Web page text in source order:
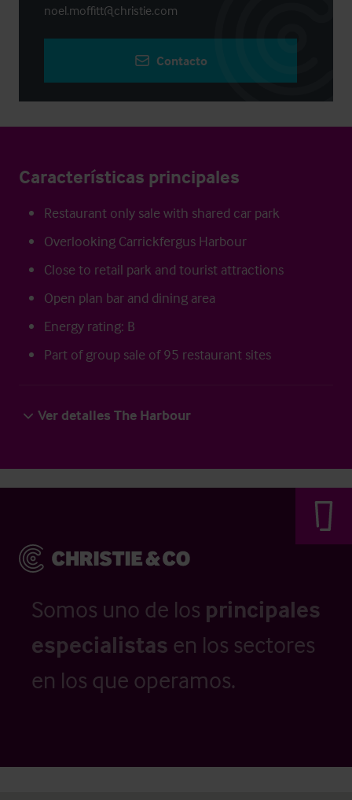
noel.moffitt@christie.com
Contacto
Características principales
Restaurant only sale with shared car park
Overlooking Carrickfergus Harbour
Close to retail park and tourist attractions
Open plan bar and dining area
Energy rating: B
Part of group sale of 95 restaurant sites
Ver detalles The Harbour
Somos uno de los principales
especialistas en los sectores
en los que operamos.